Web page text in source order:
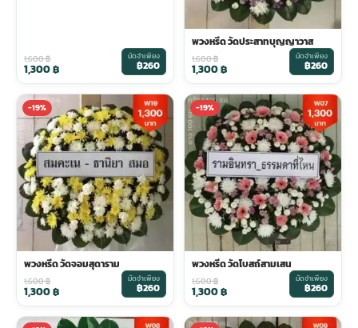
1,600฿
1,300฿
มัดจำเพียง
฿260
พวงหรีด วัดประสาทบุญญาวาส
1,600฿
1,300฿
มัดจำเพียง
฿260
-19%
พวงหรีด วัดจอมสุดาราม
1,600฿
1,300฿
มัดจำเพียง
฿260
-19%
พวงหรีด วัดโบสถ์สามเสน
1,600฿
1,300฿
มัดจำเพียง
฿260